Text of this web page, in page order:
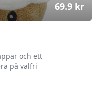
och ett
på valfri
69.9 kr